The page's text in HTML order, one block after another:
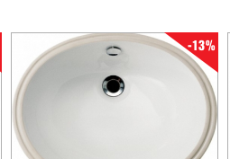
-13%